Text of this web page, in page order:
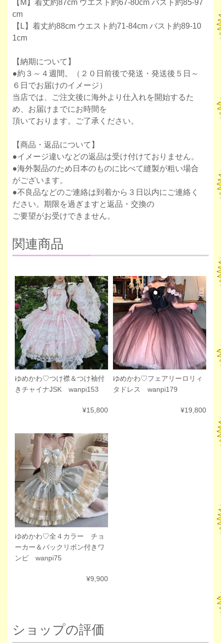
【M】着丈約87cm ウエスト約67-80cm バスト約85-97
cm
【L】着丈約88cm ウエスト約71-84cm バスト約89-10
1cm
【納期について】
●約３～４週間。（２０日前後で発送・発送後５日～
６日でお届けのイメージ）
当店では、ご注文後に海外より仕入れを開始するた
め、お届けまでにお時間を
頂いております。ご了承ください。
【商品・返品について】
●イメージ違いなどの返品は受け付けておりません。
●海外製品のため日本のものに比べて縫製が粗い場合
がございます。
●不良品などのご連絡は到着から３日以内にご連絡く
ださい。期限を過ぎますと返品・交換の
ご要望がお受けできません。
関連商品
ゆめかわ♡つけ襟＆つけ袖付
きチャイナJSK wanpi153
¥15,800
ゆめかわ♡フェアリーロリィ
タドレス wanpi179
¥19,800
ゆめかわ♡全４カラー チョ
ーカー＆バックリボン付きワ
ンピ wanpi75
¥9,900
ショップの評価